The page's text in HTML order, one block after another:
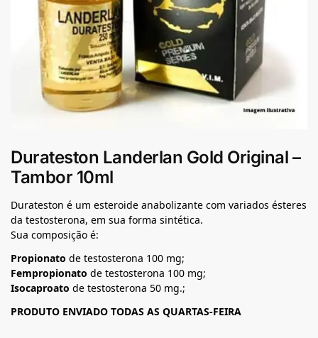
Durateston Landerlan Gold Original –
Tambor 10ml
Durateston é um esteroide anabolizante com variados ésteres
da testosterona, em sua forma sintética.
Sua composição é:
Propionato de testosterona 100 mg;
Fempropionato de testosterona 100 mg;
Isocaproato de testosterona 50 mg.;
PRODUTO ENVIADO TODAS AS QUARTAS-FEIRA